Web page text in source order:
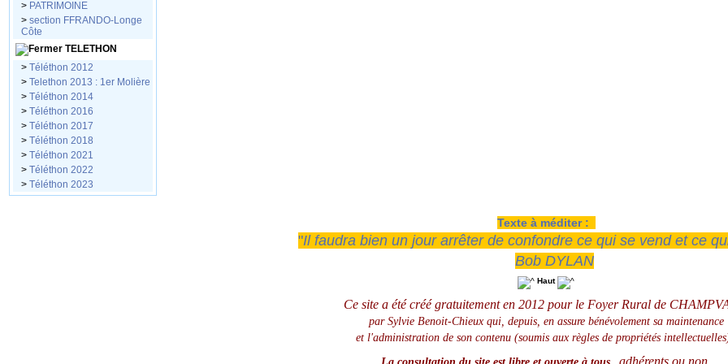
> PATRIMOINE
> section FFRANDO-Longe
Côte
TELETHON
> Téléthon 2012
> Telethon 2013 : 1er Molière
> Téléthon 2014
> Téléthon 2016
> Téléthon 2017
> Téléthon 2018
> Téléthon 2021
> Téléthon 2022
> Téléthon 2023
Texte à méditer :
"Il faudra bien un jour arrêter de confondre ce qui se vend et ce
Bob DYLAN
Haut
Ce site a été créé gratuitement en 2012 pour le Foyer Rural de
par Sylvie Benoit-Chieux qui, depuis, en assure bénévolement sa maintenance
et l'administration de son contenu (soumis aux règles de propriétés
adhérents ou non,